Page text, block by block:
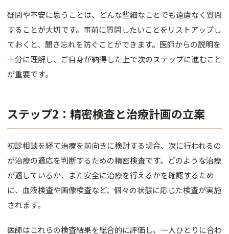
疑問や不安に思うことは、どんな些細なことでも遠慮なく質問
することが大切です。事前に質問したいことをリストアップし
ておくと、聞き忘れを防ぐことができます。医師からの説明を
十分に理解し、ご自身が納得した上で次のステップに進むこと
が重要です。
ステップ2：精密検査と治療計画の立案
初診相談を経て治療を前向きに検討する場合、次に行われるの
が治療の適応を判断するための精密検査です。どのような治療
が適しているか、また安全に治療を行えるかを確認するため
に、血液検査や画像検査など、個々の状態に応じた検査が実施
されます。
医師はこれらの検査結果を総合的に評価し、一人ひとりに合わ